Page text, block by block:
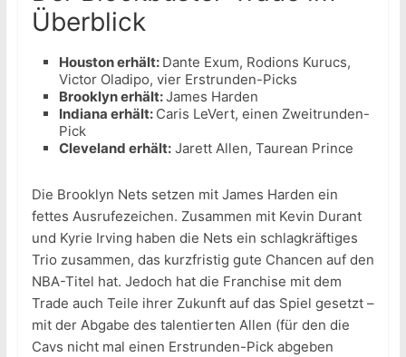
Überblick
Houston erhält: Dante Exum, Rodions Kurucs,
Victor Oladipo, vier Erstrunden-Picks
Brooklyn erhält:James Harden
Indiana erhält: Caris LeVert, einen Zweitrunden-
Pick
Cleveland erhält:Jarett Allen, Taurean Prince
Die Brooklyn Nets setzen mit James Harden ein
fettes Ausrufezeichen. Zusammen mit Kevin Durant
und Kyrie Irving haben die Nets ein schlagkräftiges
Trio zusammen, das kurzfristig gute Chancen auf den
NBA-Titel hat. Jedoch hat die Franchise mit dem
Trade auch Teile ihrer Zukunft auf das Spiel gesetzt –
mit der Abgabe des talentierten Allen (für den die
Cavs nicht mal einen Erstrunden-Pick abgeben